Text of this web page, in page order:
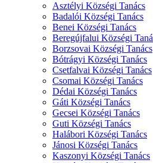
Asztélyi Községi Tanács
Badalói Községi Tanács
Benei Községi Tanács
Beregújfalui Községi
Borzsovai Községi Tanács
Bótrágyi Községi Tanács
Csetfalvai Községi Tanács
Csomai Községi Tanács
Dédai Községi Tanács
Gáti Községi Tanács
Gecsei Községi Tanács
Guti Községi Tanács
Halábori Községi Tanács
Jánosi Községi Tanács
Kaszonyi Községi Tanács